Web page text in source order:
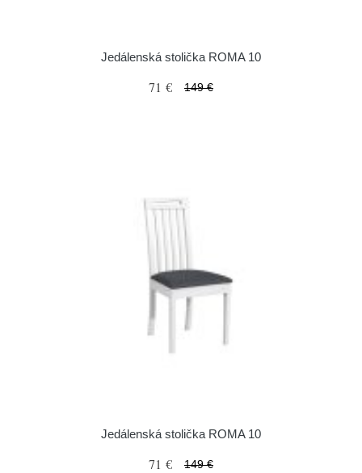
Jedálenská stolička ROMA 10
71 € 149 €
Jedálenská stolička ROMA 10
71 € 149 €